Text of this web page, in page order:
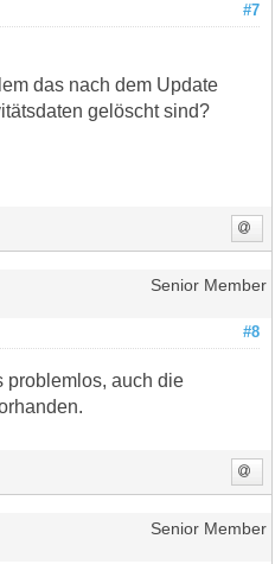
#7
das nach dem Update
gelöscht sind?
Senior Member
#8
problemlos, auch die
Senior Member